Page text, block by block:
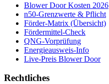
Blower Door Kosten 2026
n50-Grenzwerte & Pflicht
Förder-Matrix (Übersicht)
Fördermittel-Check
QNG-Vorprüfung
Energieausweis-Info
Live-Preis Blower Door
Rechtliches